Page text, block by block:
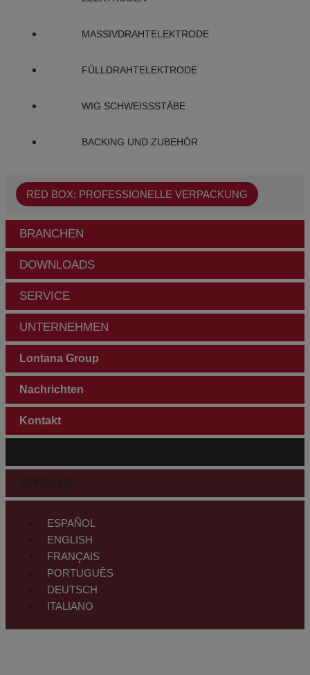
MASSIVDRAHTELEKTRODE
FÜLLDRAHTELEKTRODE
WIG SCHWEISSSTÄBE
BACKING UND ZUBEHÖR
RED BOX: PROFESSIONELLE VERPACKUNG
BRANCHEN
DOWNLOADS
SERVICE
UNTERNEHMEN
Lontana Group
Nachrichten
Kontakt
SPRACHE
ESPAÑOL
ENGLISH
FRANÇAIS
PORTUGUÊS
DEUTSCH
ITALIANO